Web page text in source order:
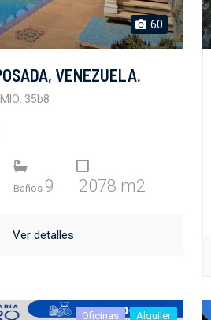
60
VENEZUELA.
MIO: 35b8
Baños 9 2078 m2
Ver detalles
Oficinas Alquiler